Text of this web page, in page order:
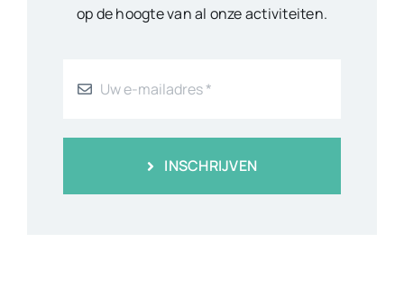
op de hoogte van al onze activiteiten.
INSCHRIJVEN